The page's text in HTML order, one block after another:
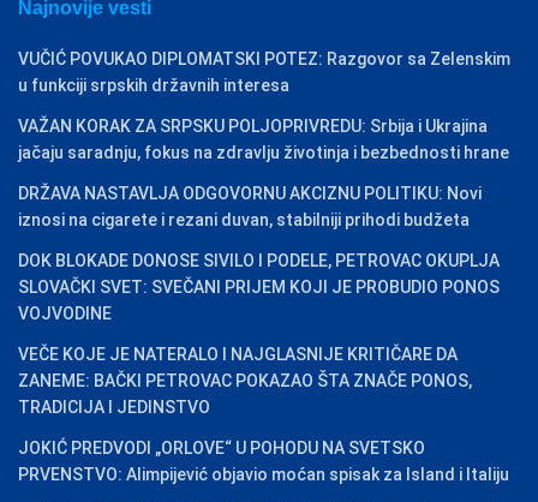
Najnovije vesti
VUČIĆ POVUKAO DIPLOMATSKI POTEZ: Razgovor sa Zelenskim
u funkciji srpskih državnih interesa
VAŽAN KORAK ZA SRPSKU POLJOPRIVREDU: Srbija i Ukrajina
jačaju saradnju, fokus na zdravlju životinja i bezbednosti hrane
DRŽAVA NASTAVLJA ODGOVORNU AKCIZNU POLITIKU: Novi
iznosi na cigarete i rezani duvan, stabilniji prihodi budžeta
DOK BLOKADE DONOSE SIVILO I PODELE, PETROVAC OKUPLJA
SLOVAČKI SVET: SVEČANI PRIJEM KOJI JE PROBUDIO PONOS
VOJVODINE
VEČE KOJE JE NATERALO I NAJGLASNIJE KRITIČARE DA
ZANEME: BAČKI PETROVAC POKAZAO ŠTA ZNAČE PONOS,
TRADICIJA I JEDINSTVO
JOKIĆ PREDVODI „ORLOVE“ U POHODU NA SVETSKO
PRVENSTVO: Alimpijević objavio moćan spisak za Island i Italiju